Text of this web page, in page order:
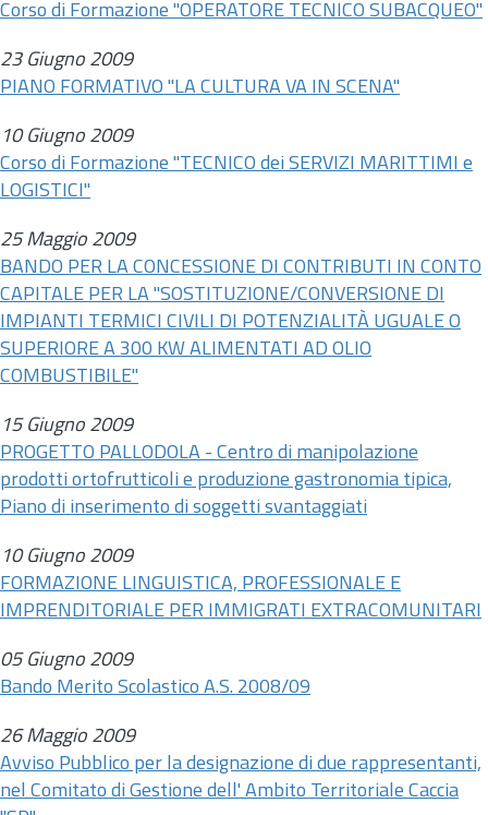
Corso di Formazione "OPERATORE TECNICO SUBACQUEO"
23 Giugno 2009
PIANO FORMATIVO "LA CULTURA VA IN SCENA"
10 Giugno 2009
Corso di Formazione "TECNICO dei SERVIZI MARITTIMI e
LOGISTICI"
25 Maggio 2009
BANDO PER LA CONCESSIONE DI CONTRIBUTI IN CONTO
CAPITALE PER LA "SOSTITUZIONE/CONVERSIONE DI
IMPIANTI TERMICI CIVILI DI POTENZIALITÀ UGUALE O
SUPERIORE A 300 KW ALIMENTATI AD OLIO
COMBUSTIBILE"
15 Giugno 2009
PROGETTO PALLODOLA - Centro di manipolazione
prodotti ortofrutticoli e produzione gastronomia tipica,
Piano di inserimento di soggetti svantaggiati
10 Giugno 2009
FORMAZIONE LINGUISTICA, PROFESSIONALE E
IMPRENDITORIALE PER IMMIGRATI EXTRACOMUNITARI
05 Giugno 2009
Bando Merito Scolastico A.S. 2008/09
26 Maggio 2009
Avviso Pubblico per la designazione di due rappresentanti,
nel Comitato di Gestione dell' Ambito Territoriale Caccia